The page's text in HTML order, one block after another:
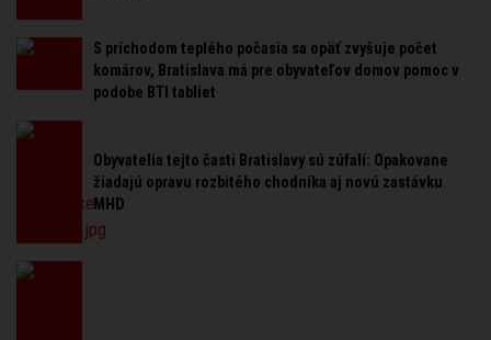
S príchodom teplého počasia sa opäť zvyšuje počet
komárov, Bratislava má pre obyvateľov domov pomoc v
podobe BTI tabliet
Obyvatelia tejto časti Bratislavy sú zúfalí: Opakovane
žiadajú opravu rozbitého chodníka aj novú zastávku
MHD